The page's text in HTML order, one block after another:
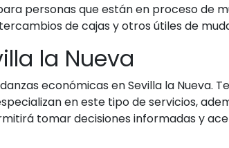
personas que están en proceso de
de cajas y otros útiles de
la Nueva
económicas en Sevilla la Nueva.
en este tipo de servicios,
tomar decisiones informadas y